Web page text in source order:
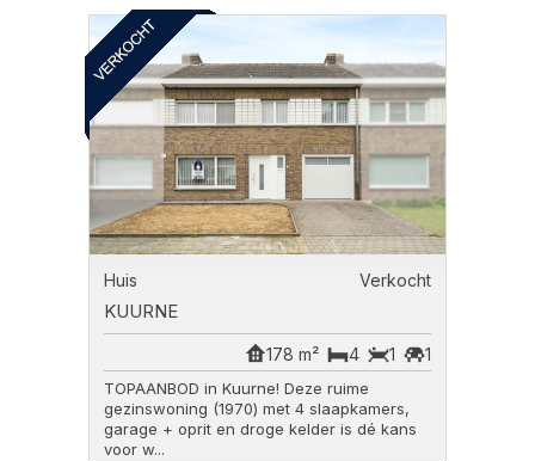
Huis Verkocht
KUURNE
1
1
4
178 m²
TOPAANBOD in Kuurne! Deze ruime
gezinswoning (1970) met 4 slaapkamers,
garage + oprit en droge kelder is dé kans
voor w...